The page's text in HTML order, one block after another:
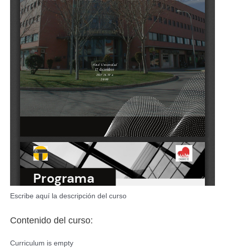
Escribe aquí la descripción del curso
Contenido del curso:
Curriculum is empty